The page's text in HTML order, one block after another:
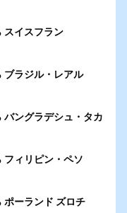
イスフラン
ラジル・レアル
ングラデシュ・タカ
ィリピン・ペソ
ーランド ズロチ